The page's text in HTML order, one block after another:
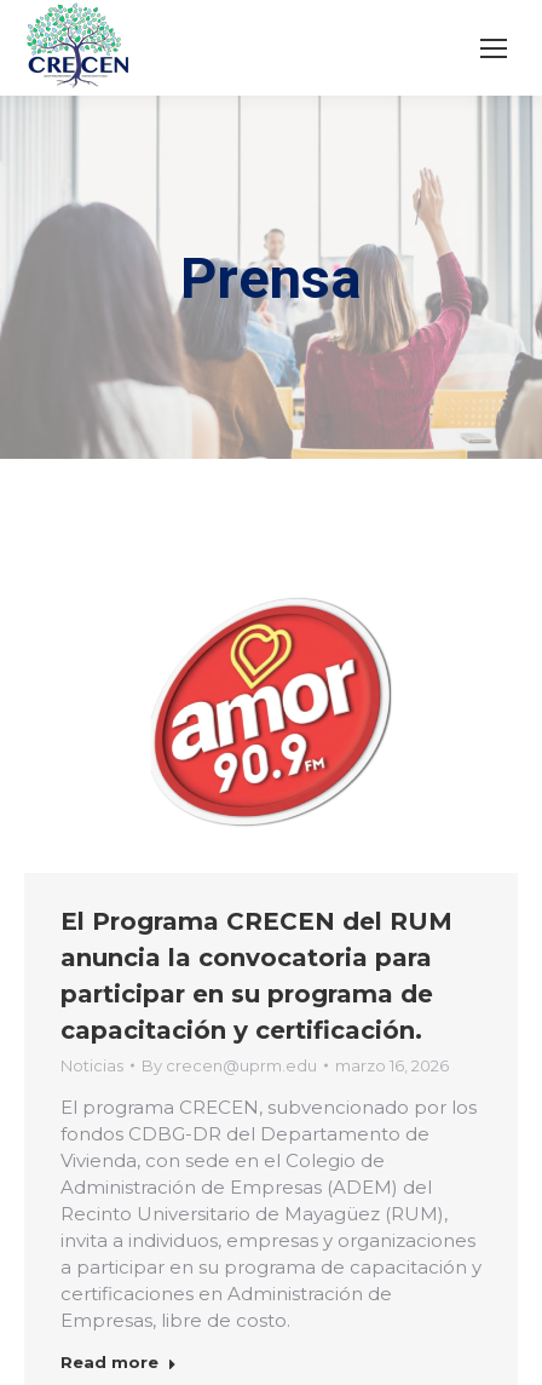
Prensa
El Programa CRECEN del RUM
anuncia la convocatoria para
participar en su programa de
capacitación y certificación.
Noticias By crecen@uprm.edu marzo 16, 2026
El programa CRECEN, subvencionado por los
fondos CDBG-DR del Departamento de
Vivienda, con sede en el Colegio de
Administración de Empresas (ADEM) del
Recinto Universitario de Mayagüez (RUM),
invita a individuos, empresas y organizaciones
a participar en su programa de capacitación y
certificaciones en Administración de
Empresas, libre de costo.
Read more